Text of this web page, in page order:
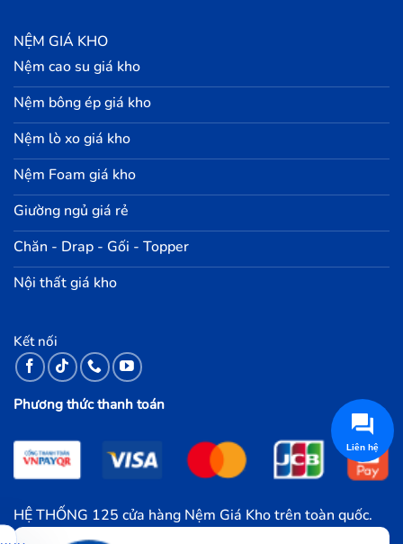
NỆM GIÁ KHO
Nệm cao su giá kho
Nệm bông ép giá kho
Nệm lò xo giá kho
Nệm Foam giá kho
Giường ngủ giá rẻ
Chăn - Drap - Gối - Topper
Nội thất giá kho
Kết nối
Phương thức thanh toán
HỆ THỐNG 125 cửa hàng Nệm Giá Kho trên toàn quốc.